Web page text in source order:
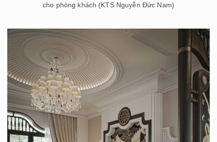
cho phòng khách (KTS Nguyễn Đức Nam)